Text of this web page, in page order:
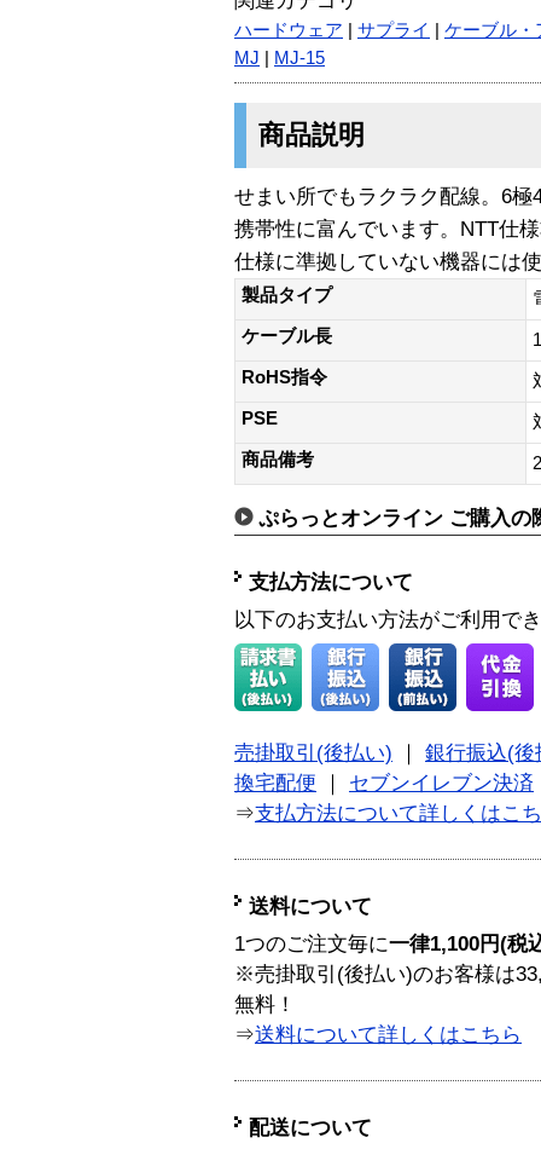
ハードウェア サプライ
ケーブル・
MJ
MJ-15
商品説明
せまい所でもラクラク配線。6
携帯性に富んでいます。NTT仕
仕様に準拠していない機器には
製品タイプ
ケーブル長
RoHS指令
PSE
商品備考
ぷらっとオンライン ご購入の
支払方法について
以下のお支払い方法がご利用で
売掛取引(後払い)
銀行振込(後
換宅配便
セブンイレブン決済
⇒支払方法について詳しくはこ
送料について
1つのご注文毎に一律1,100円(税
※売掛取引(後払い)のお客様は
無料！
⇒送料について詳しくはこちら
配送について